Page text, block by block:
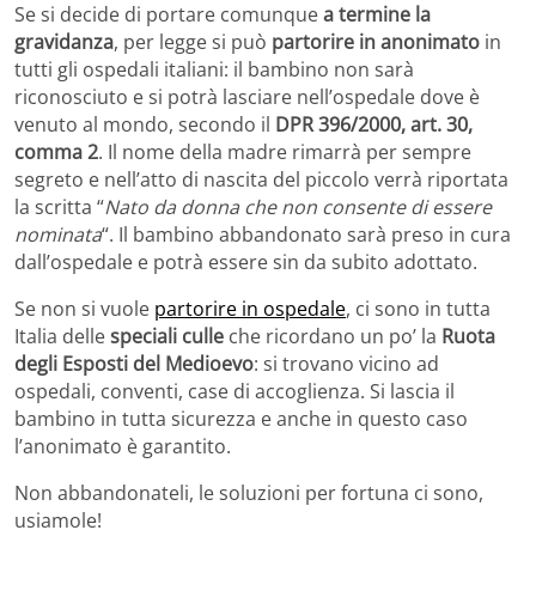
Se si decide di portare comunquea termine la
gravidanza, per legge si può partorire in anonimato in
tutti gli ospedali italiani: il bambino non sarà
riconosciuto e si potrà lasciare nell’ospedale dove è
venuto al mondo, secondo il DPR 396/2000, art. 30,
comma 2. Il nome della madre rimarrà per sempre
segreto e nell’atto di nascita del piccolo verrà riportata
la scritta “Nato da donna che non consente di essere
nominata“. Il bambino abbandonato sarà preso in cura
dall’ospedale e potrà essere sin da subito adottato.
Se non si vuole partorire in ospedale, ci sono in tutta
Italia dellespeciali culle che ricordano un po’ la Ruota
degli Esposti del Medioevo: si trovano vicino ad
ospedali, conventi, case di accoglienza. Si lascia il
bambino in tutta sicurezza e anche in questo caso
l’anonimato è garantito.
Non abbandonateli, le soluzioni per fortuna ci sono,
usiamole!